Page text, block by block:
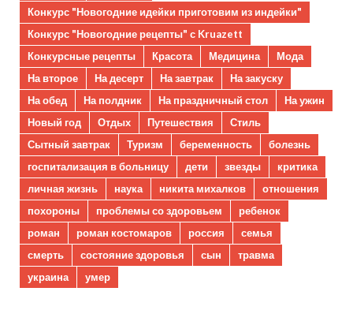
Конкурс "Новогодние идейки приготовим из индейки"
Конкурс "Новогодние рецепты" с Kruazett
Конкурсные рецепты
Красота Медицина
Мода
На второе
На десерт На завтрак
На закуску
На обед
На полдник На праздничный стол
На ужин
Новый год
Отдых Путешествия
Стиль
Сытный завтрак
Туризм беременность
болезнь
госпитализация в больницу
дети звезды
критика
личная жизнь
наука никита михалков
отношения
похороны
проблемы со здоровьем
ребенок
роман
роман костомаров россия
семья
смерть
состояние здоровья сын
травма
украина
умер